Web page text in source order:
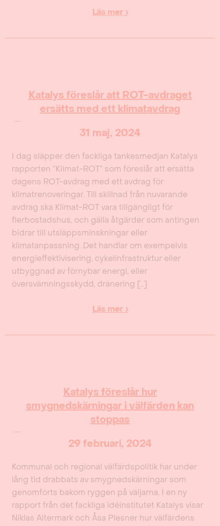
Läs mer ›
Katalys föreslår att ROT-avdraget
ersätts med ett klimatavdrag
31 maj, 2024
I dag släpper den fackliga tankesmedjan Katalys
rapporten ”Klimat-ROT” som föreslår att ersätta
dagens ROT-avdrag med ett avdrag för
klimatrenoveringar. Till skillnad från nuvarande
avdrag ska Klimat-ROT vara tillgängligt för
flerbostadshus, och gälla åtgärder som antingen
bidrar till utsläppsminskningar eller
klimatanpassning. Det handlar om exempelvis
energieffektivisering, cykelinfrastruktur eller
utbyggnad av förnybar energi, eller
översvämningsskydd, dränering […]
Läs mer ›
Katalys föreslår hur
smygnedskärningar i välfärden kan
stoppas
29 februari, 2024
Kommunal och regional välfärdspolitik har under
lång tid drabbats av smygnedskärningar som
genomförts bakom ryggen på väljarna. I en ny
rapport från det fackliga idéinstitutet Katalys visar
Niklas Altermark och Åsa Plesner hur välfärdens